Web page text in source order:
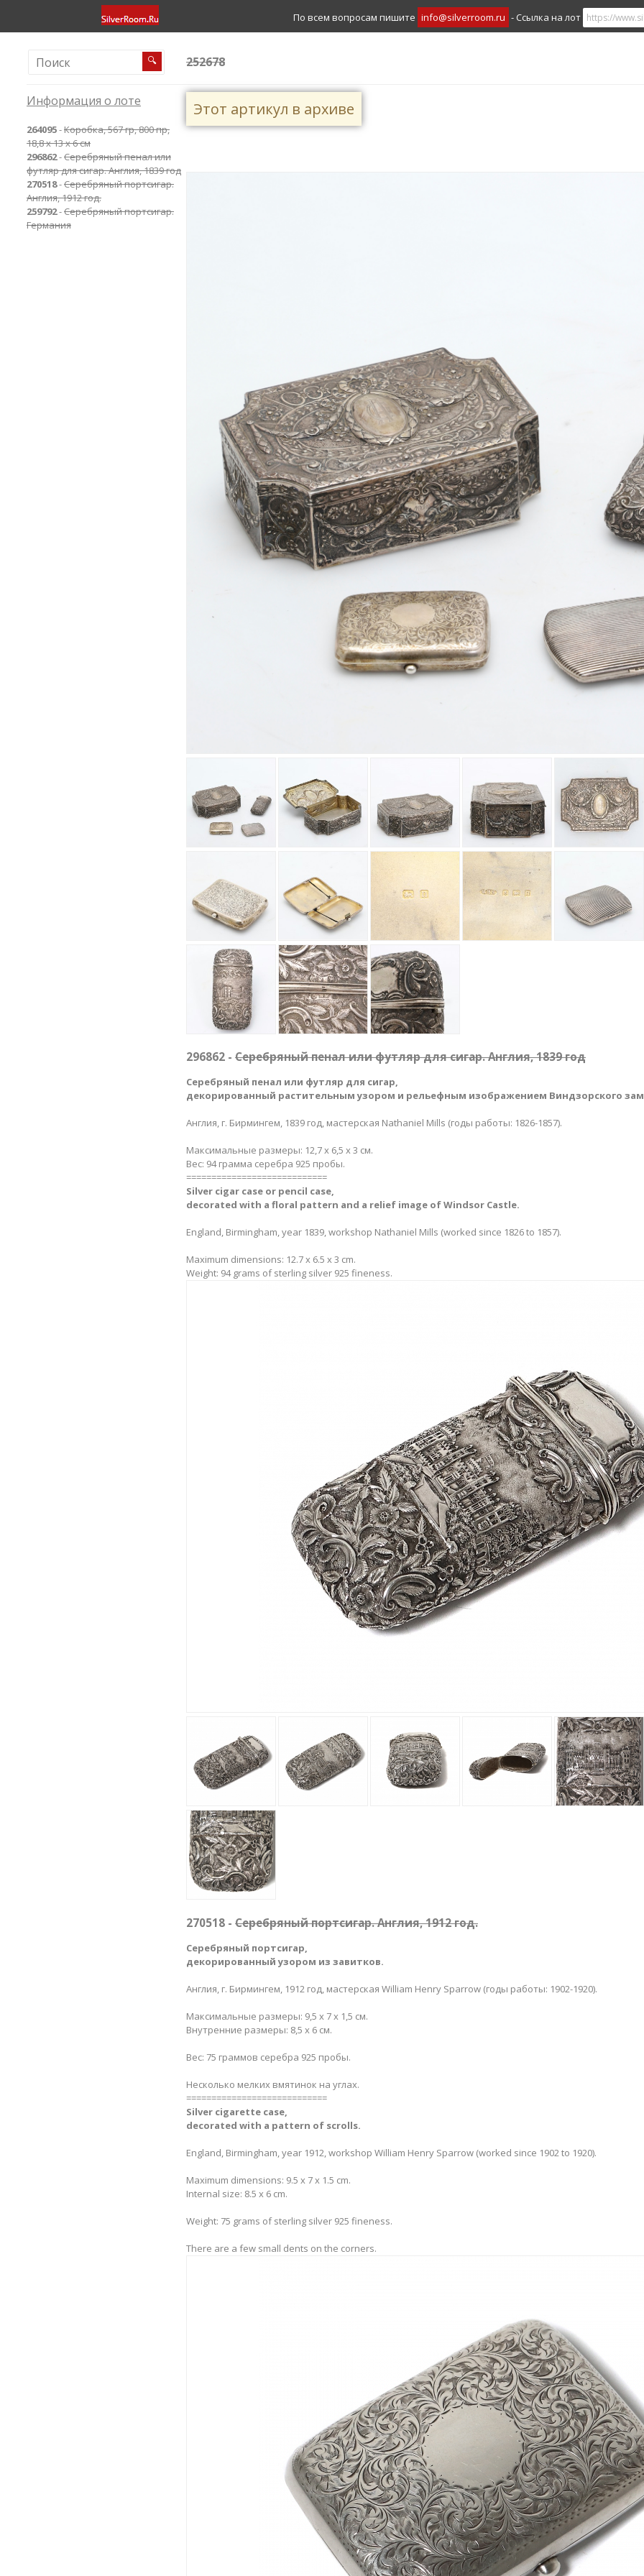
По всем вопросам пишите info@silverroom.ru - Ссылка на лот
🔍 252678
Информация о лоте
264095-Коробка, 567 гр, 800 пр,
18,8 х 13 х 6 см
296862-Cеребряный пенал или
футляр для сигар. Англия, 1839 год
270518-Cеребряный портсигар.
Англия, 1912 год.
259792-Cеребряный портсигар.
Германия
Этот артикул в архиве
296862 - Cеребряный пенал или футляр для сигар. Англия, 1839 год
Cеребряный пенал или футляр для сигар,
декорированный растительным узором и рельефным изображением Виндзорского
Англия, г. Бирмингем, 1839 год, мастерская Nathaniel Mills (годы работы: 1826-1857).
Максимальные размеры: 12,7 х 6,5 х 3 см.
Вес: 94 грамма серебра 925 пробы.
============================
Silver cigar case or pencil case,
decorated with a floral pattern and a relief image of Windsor Castle​.
England, Birmingham, year 1839, workshop Nathaniel Mills (worked since 1826 to 1857).
Maximum dimensions: 12.7 x 6.5 x 3 cm.
Weight: 94 grams of sterling silver 925 fineness.
270518 - Cеребряный портсигар. Англия, 1912 год.
Cеребряный портсигар,
декорированный узором из завитков.
Англия, г. Бирмингем, 1912 год, мастерская William Henry Sparrow (годы работы: 1902-1920).
Максимальные размеры: 9,5 х 7 х 1,5 см.
Внутренние размеры: 8,5 х 6 см.
Вес: 75 граммов серебра 925 пробы.
Несколько мелких вмятинок на углах.
============================
Silver cigarette case,
decorated with a pattern of scrolls​.
England, Birmingham, year 1912, workshop William Henry Sparrow (worked since 1902 to 1920).
Maximum dimensions: 9.5 x 7 x 1.5 cm.
Internal size: 8.5 x 6 cm.
Weight: 75 grams of sterling silver 925 fineness.
There are a few small dents on the corners.